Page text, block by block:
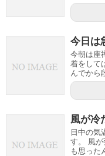
今日は
今朝は座
着をして
んでから
風が冷
日中の気
す。 風が
も思った